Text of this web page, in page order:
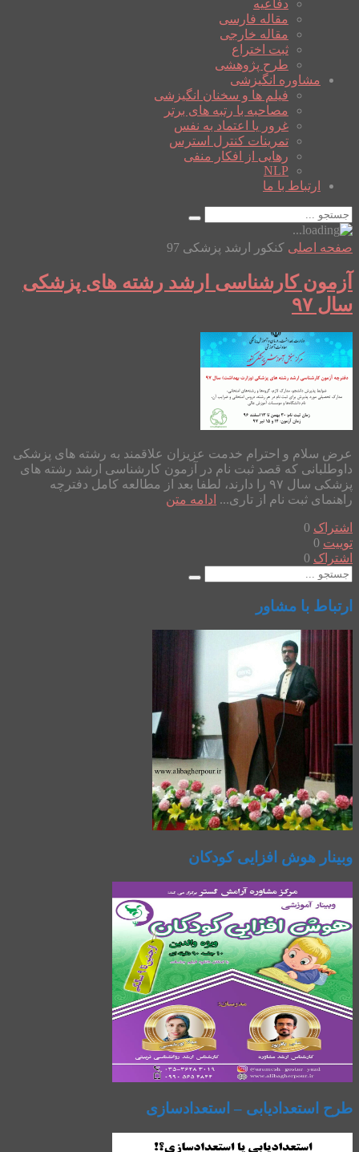
دفاعیه
مقاله فارسی
مقاله خارجی
ثبت اختراع
طرح پژوهشی
مشاوره انگیزشی
فیلم ها و سخنان انگیزشی
مصاحبه با رتبه های برتر
غرور یا اعتماد به نفس
تمرینات کنترل استرس
رهایی از افکار منفی
NLP
ارتباط با ما
صفحه اصلی کنکور ارشد پزشکی 97
آزمون کارشناسی ارشد رشته های پزشکی
سال ۹۷
عرض سلام و احترام خدمت عزیزان علاقمند به رشته های پزشکی
داوطلبانی که قصد ثبت نام در آزمون کارشناسی ارشد رشته های
پزشکی سال ۹۷ را دارند، لطفا بعد از مطالعه کامل دفترچه
راهنمای ثبت نام از تاری... ادامه متن
اشتراک 0
توییت 0
اشتراک 0
ارتباط با مشاور
وبینار هوش افزایی کودکان
طرح استعدادیابی – استعدادسازی